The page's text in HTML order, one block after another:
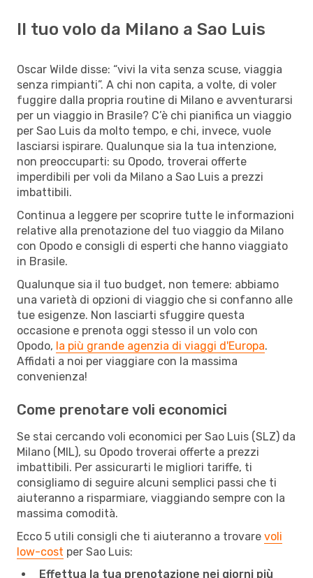
Il tuo volo da Milano a Sao Luis
Oscar Wilde disse: “vivi la vita senza scuse, viaggia
senza rimpianti”. A chi non capita, a volte, di voler
fuggire dalla propria routine di Milano e avventurarsi
per un viaggio in Brasile? C’è chi pianifica un viaggio
per Sao Luis da molto tempo, e chi, invece, vuole
lasciarsi ispirare. Qualunque sia la tua intenzione,
non preoccuparti: su Opodo, troverai offerte
imperdibili per voli da Milano a Sao Luis a prezzi
imbattibili.
Continua a leggere per scoprire tutte le informazioni
relative alla prenotazione del tuo viaggio da Milano
con Opodo e consigli di esperti che hanno viaggiato
in Brasile.
Qualunque sia il tuo budget, non temere: abbiamo
una varietà di opzioni di viaggio che si confanno alle
tue esigenze. Non lasciarti sfuggire questa
occasione e prenota oggi stesso il un volo con
Opodo, la più grande agenzia di viaggi d'Europa.
Affidati a noi per viaggiare con la massima
convenienza!
Come prenotare voli economici
Se stai cercando voli economici per Sao Luis (SLZ) da
Milano (MIL), su Opodo troverai offerte a prezzi
imbattibili. Per assicurarti le migliori tariffe, ti
consigliamo di seguire alcuni semplici passi che ti
aiuteranno a risparmiare, viaggiando sempre con la
massima comodità.
Ecco 5 utili consigli che ti aiuteranno a trovare voli
low-cost per Sao Luis:
Effettua la tua prenotazione nei giorni più